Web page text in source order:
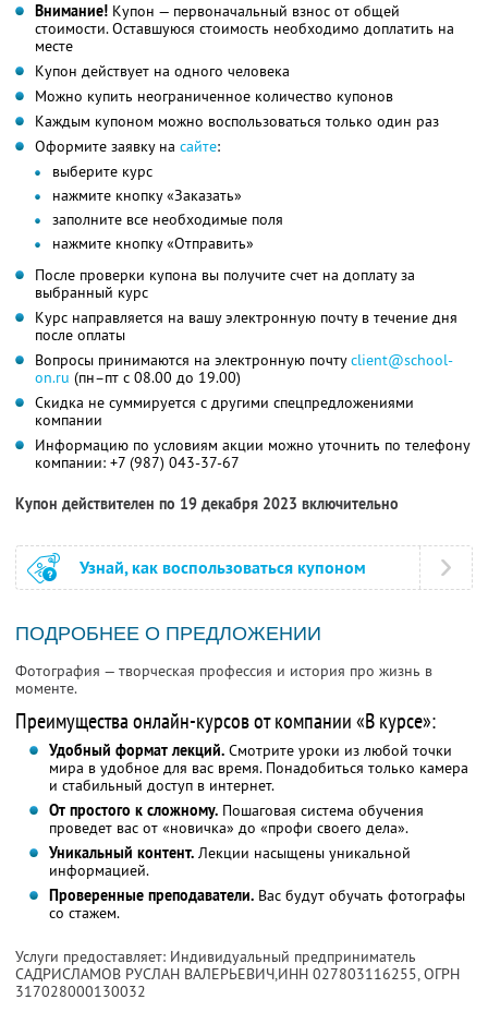
Внимание! Купон — первоначальный взнос от общей
стоимости. Оставшуюся стоимость необходимо доплатить на
месте
Купон действует на одного человека
Можно купить неограниченное количество купонов
Каждым купоном можно воспользоваться только один раз
Оформите заявку на сайте:
выберите курс
нажмите кнопку «Заказать»
заполните все необходимые поля
нажмите кнопку «Отправить»
После проверки купона вы получите счет на доплату за
выбранный курс
Курс направляется на вашу электронную почту в течение дня
после оплаты
Вопросы принимаются на электронную почтуclient@school-
on.ru (пн–пт с 08.00 до 19.00)
Скидка не суммируется с другими спецпредложениями
компании
Информацию по условиям акции можно уточнить по телефону
компании: +7 (987) 043-37-67
Купон действителен по 19 декабря 2023 включительно
Узнай, как воспользоваться купоном
ПОДРОБНЕЕ О ПРЕДЛОЖЕНИИ
Фотография — творческая профессия и история про жизнь в
моменте.
Преимущества онлайн-курсов от компании «В курсе»:
Удобный формат лекций.Смотрите уроки из любой точки
мира в удобное для вас время. Понадобиться только камера
и стабильный доступ в интернет.
От простого к сложному.Пошаговая система обучения
проведет вас от «новичка» до «профи своего дела».
Уникальный контент.Лекции насыщены уникальной
информацией.
Проверенные преподаватели.Вас будут обучать фотографы
со стажем.
Услуги предоставляет: Индивидуальный предприниматель
САДРИСЛАМОВ РУСЛАН ВАЛЕРЬЕВИЧ,ИНН 027803116255, ОГРН
317028000130032